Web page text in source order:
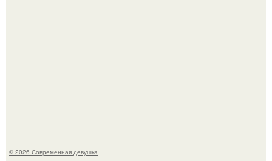
© 2026 Современная девушка